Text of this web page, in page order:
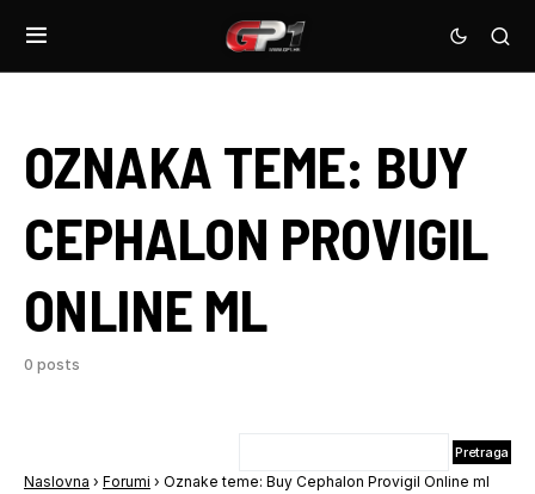
OZNAKA TEME: BUY
CEPHALON PROVIGIL
ONLINE ML
0 posts
Naslovna › Forumi › Oznake teme: Buy Cephalon Provigil Online ml